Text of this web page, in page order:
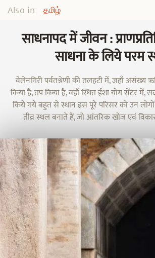
Also in: தமிழ்
साधनापद में जीवन :
साधना के लिये परम
वेलेनगिरी पर्वतश्रेणी की तलहटी में, जहाँ असंख्य
किया है, तप किया है, वहाँ स्थित ईशा योग सेंटर में,
किये गये बहुत से स्थान इस पूरे परिसर को उन
तीव्र स्थल बनाते हैं, जो आंतरिक खोज एवं